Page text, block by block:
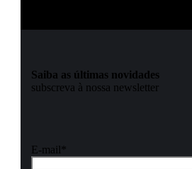
Saiba as últimas novidades
subscreva à nossa newsletter
E-mail*